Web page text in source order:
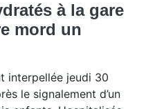
à la gare
mord un
interpellée jeudi 30
le signalement d’un